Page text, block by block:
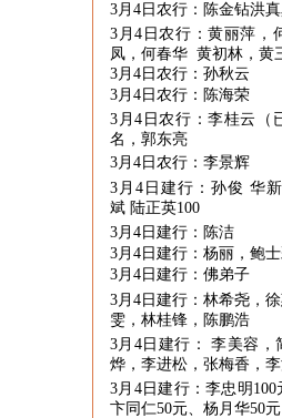
3月 4 日农行：陈金钻洪
3月4 日农行：黄丽萍，
凤，何春华 黄初林，黄
3月 4 日农行：孙秋云
3月 4 日农行：陈海荣
3月4 日农行：李桂云（
名，郭东亮
3月 4 日农行：李景辉
3月 4日建行：孙俊 华新
斌 陆正英100
3月 4 日建行：陈洁
3月 4 日建行：杨丽，鲍
3月 4 日建行：佛弟子
3月 4 日建行：林希尧，
雯，林桂锋，陈鹏浩
3月 4日建行： 李美容，
烨，李进松，张梅香，
3月 4日建行：李忠明 100
卞同仁50元、杨月华50元